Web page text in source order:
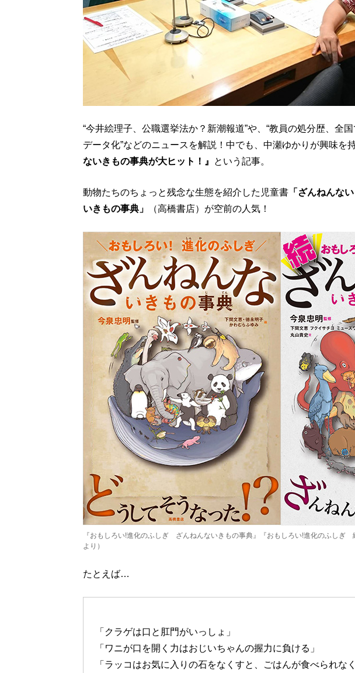
“今井絵理子、公職選挙法か？新潮報道”や、“教員の処分歴、全
データ化”などのニュースを解説！中でも、中瀬ゆかりが興味を
ないきもの事典が大ヒット！』
という記事。
動物たちのちょっと残念な生態を紹介した児童書 「ざんねんな
いきもの事典」
（高橋書店）が空前の人気！
『おもしろい!進化のふしぎ ざんねんないきもの事典』『おもしろい!進化のふしぎ
より）
たとえば…
「クラゲは口と肛門がいっしょ」
「ワニが口を開く力はおじいちゃんの握力に負ける」
「ラッコはお気に入りの石をなくすと、ごはんが食べられな